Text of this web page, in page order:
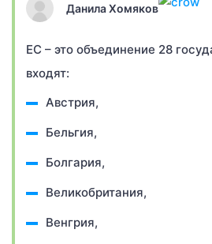
Данила Хомяков
ЕС – это объединение 28
входят:
Австрия,
Бельгия,
Болгария,
Великобритания,
Венгрия,